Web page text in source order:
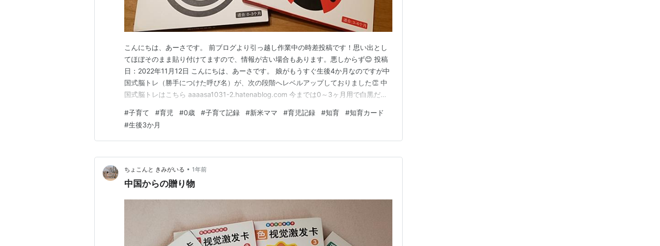
こんにちは、あーさです。 前ブログより引っ越し作業中の時差投稿です！思い出とし
てほぼそのまま貼り付けてますので、情報が古い場合もあります。悪しからず😊 投稿
日：2022年11月12日 こんにちは、あーさです。 娘がもうすぐ生後4か月なのですが中
国式脳トレ（勝手につけた呼び名）が、次の段階へレベルアップしておりました👏 中
国式脳トレはこちら aaaasa1031-2.hatenablog.com 今までは0～3ヶ月用で白黒だっ
け？とかなんとか。徐々にいろんな色を認識していくんだそうで。 最近は動くものを
目で追ってくれ…
#子育て #育児 #0歳 #子育て記録 #新米ママ #育児記録 #知育 #知育カード
#生後3か月
ちょこんと きみがいる • 1年前
中国からの贈り物